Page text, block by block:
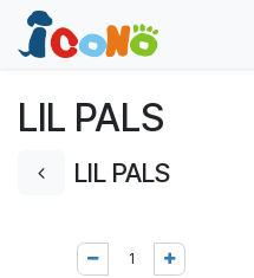
Ir al contenido
LIL PALS
LIL PALS